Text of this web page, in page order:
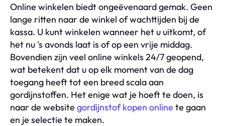
Online winkelen biedt ongeëvenaard gemak. Geen
lange ritten naar de winkel of wachttijden bij de
kassa. U kunt winkelen wanneer het u uitkomt, of
het nu 's avonds laat is of op een vrije middag.
Bovendien zijn veel online winkels 24/7 geopend,
wat betekent dat u op elk moment van de dag
toegang heeft tot een breed scala aan
gordijnstoffen. Het enige wat je hoeft te doen, is
naar de website gordijnstof kopen online te gaan
en je selectie te maken.